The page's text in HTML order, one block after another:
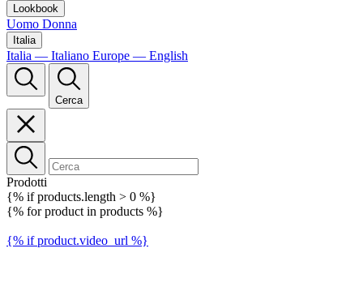
Lookbook
Uomo Donna
Italia
Italia — Italiano Europe — English
Cerca
Prodotti
{% if products.length > 0 %}
{% for product in products %}
{% if product.video_url %}